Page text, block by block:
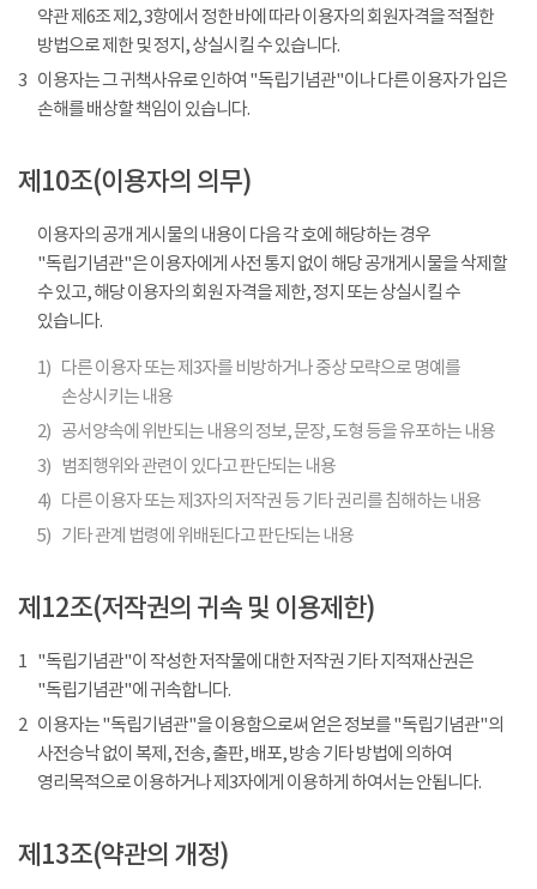
약관 제6조 제2, 3항에서 정한 바에 따라 이용자의 회원자격을 적절한
방법으로 제한 및 정지, 상실시킬 수 있습니다.
3 이용자는 그 귀책사유로 인하여 "독립기념관"이나 다른 이용자가 입은
손해를 배상할 책임이 있습니다.
제10조(이용자의 의무)
이용자의 공개 게시물의 내용이 다음 각 호에 해당하는 경우
"독립기념관"은 이용자에게 사전 통지 없이 해당 공개게시물을 삭제할
수 있고, 해당 이용자의 회원 자격을 제한, 정지 또는 상실시킬 수
있습니다.
1) 다른 이용자 또는 제3자를 비방하거나 중상 모략으로 명예를
손상시키는 내용
2) 공서양속에 위반되는 내용의 정보, 문장, 도형 등을 유포하는 내용
3)
범죄행위와 관련이 있다고 판단되는 내용
4) 다른 이용자 또는 제3자의 저작권 등 기타 권리를 침해하는 내용
5) 기타 관계 법령에 위배된다고 판단되는 내용
제12조(저작권의 귀속 및 이용제한)
1 "독립기념관"이 작성한 저작물에 대한 저작권 기타 지적재산권은
"독립기념관"에 귀속합니다.
2 이용자는 "독립기념관"을 이용함으로써 얻은 정보를 "독립기념관"의
사전승낙 없이 복제, 전송, 출판, 배포, 방송 기타 방법에 의하여
영리목적으로 이용하거나 제3자에게 이용하게 하여서는 안됩니다.
제13조(약관의 개정)